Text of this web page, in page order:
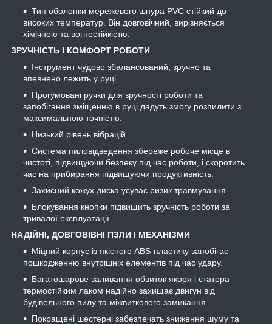
Тип оболонки мережевого шнура PVC стійкий до
високих температур. Він довговічний, вирізняється
хімічною та вогнестійкістю.
ЗРУЧНІСТЬ І КОМФОРТ РОБОТИ
Інструмент чудово збалансований, зручно та
впевнено лежить у руці.
Прогумовані ручки для зручності роботи та
запобігання зміщенню в руці дадуть змогу розпилити з
максимальною точністю.
Низький рівень вібрацій.
Система пиловідведення збереже робоче місце в
чистоті, підвищуючи безпеку під час роботи, і скоротить
час на прибирання підвищуючи продуктивність.
Захисний кожух диска усуває ризик травмування.
Блокування кнопки підвищить зручність роботи за
тривалої експлуатації.
НАДІЙНІ, ДОВГОВІВНІ ПЗЛИ І МЕХАНІЗМИ
Міцний корпус із якісного ABS-пластику запобігає
пошкодженню внутрішніх елементів під час удару.
Багатошарове заливання обвиток якоря і статора
термостійким лаком надійно захищає двигун від
будівельного пилу та міжвиткового замикання.
Покращені шестерні забезпечать зниження шуму та